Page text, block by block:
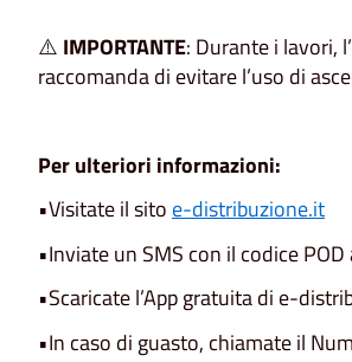
⚠️ IMPORTANTE: Durante i lavori,
raccomanda di evitare l’uso di
Per ulteriori informazioni:
•Visitate il sito e-distribuzione.it
•Inviate un SMS con il codice
•Scaricate l’App gratuita di e-
•In caso di guasto, chiamate il